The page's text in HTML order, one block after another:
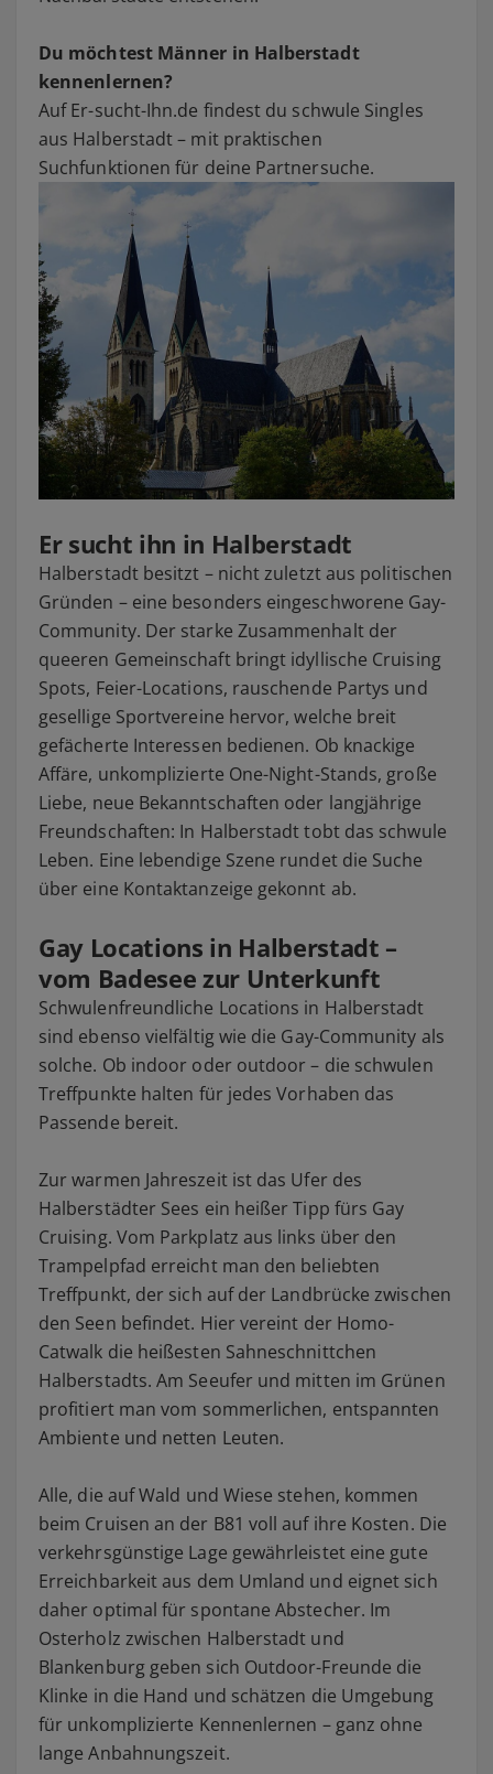
Du möchtest Männer in Halberstadt
kennenlernen?
Auf Er-sucht-Ihn.de findest du schwule Singles
aus Halberstadt – mit praktischen
Suchfunktionen für deine Partnersuche.
Er sucht ihn in Halberstadt
Halberstadt besitzt – nicht zuletzt aus politischen
Gründen – eine besonders eingeschworene Gay-
Community. Der starke Zusammenhalt der
queeren Gemeinschaft bringt idyllische Cruising
Spots, Feier-Locations, rauschende Partys und
gesellige Sportvereine hervor, welche breit
gefächerte Interessen bedienen. Ob knackige
Affäre, unkomplizierte One-Night-Stands, große
Liebe, neue Bekanntschaften oder langjährige
Freundschaften: In Halberstadt tobt das schwule
Leben. Eine lebendige Szene rundet die Suche
über eine Kontaktanzeige gekonnt ab.
Gay Locations in Halberstadt –
vom Badesee zur Unterkunft
Schwulenfreundliche Locations in Halberstadt
sind ebenso vielfältig wie die Gay-Community als
solche. Ob indoor oder outdoor – die schwulen
Treffpunkte halten für jedes Vorhaben das
Passende bereit.
Zur warmen Jahreszeit ist das Ufer des
Halberstädter Sees ein heißer Tipp fürs Gay
Cruising. Vom Parkplatz aus links über den
Trampelpfad erreicht man den beliebten
Treffpunkt, der sich auf der Landbrücke zwischen
den Seen befindet. Hier vereint der Homo-
Catwalk die heißesten Sahneschnittchen
Halberstadts. Am Seeufer und mitten im Grünen
profitiert man vom sommerlichen, entspannten
Ambiente und netten Leuten.
Alle, die auf Wald und Wiese stehen, kommen
beim Cruisen an der B81 voll auf ihre Kosten. Die
verkehrsgünstige Lage gewährleistet eine gute
Erreichbarkeit aus dem Umland und eignet sich
daher optimal für spontane Abstecher. Im
Osterholz zwischen Halberstadt und
Blankenburg geben sich Outdoor-Freunde die
Klinke in die Hand und schätzen die Umgebung
für unkomplizierte Kennenlernen – ganz ohne
lange Anbahnungszeit.